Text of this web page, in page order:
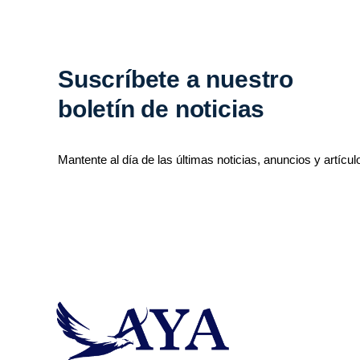
Suscríbete a nuestro
boletín de noticias
Mantente al día de las últimas noticias, anuncios y